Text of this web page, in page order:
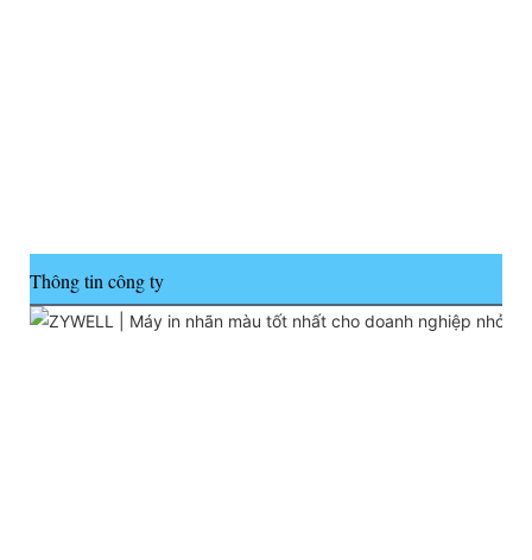
Thông tin công ty